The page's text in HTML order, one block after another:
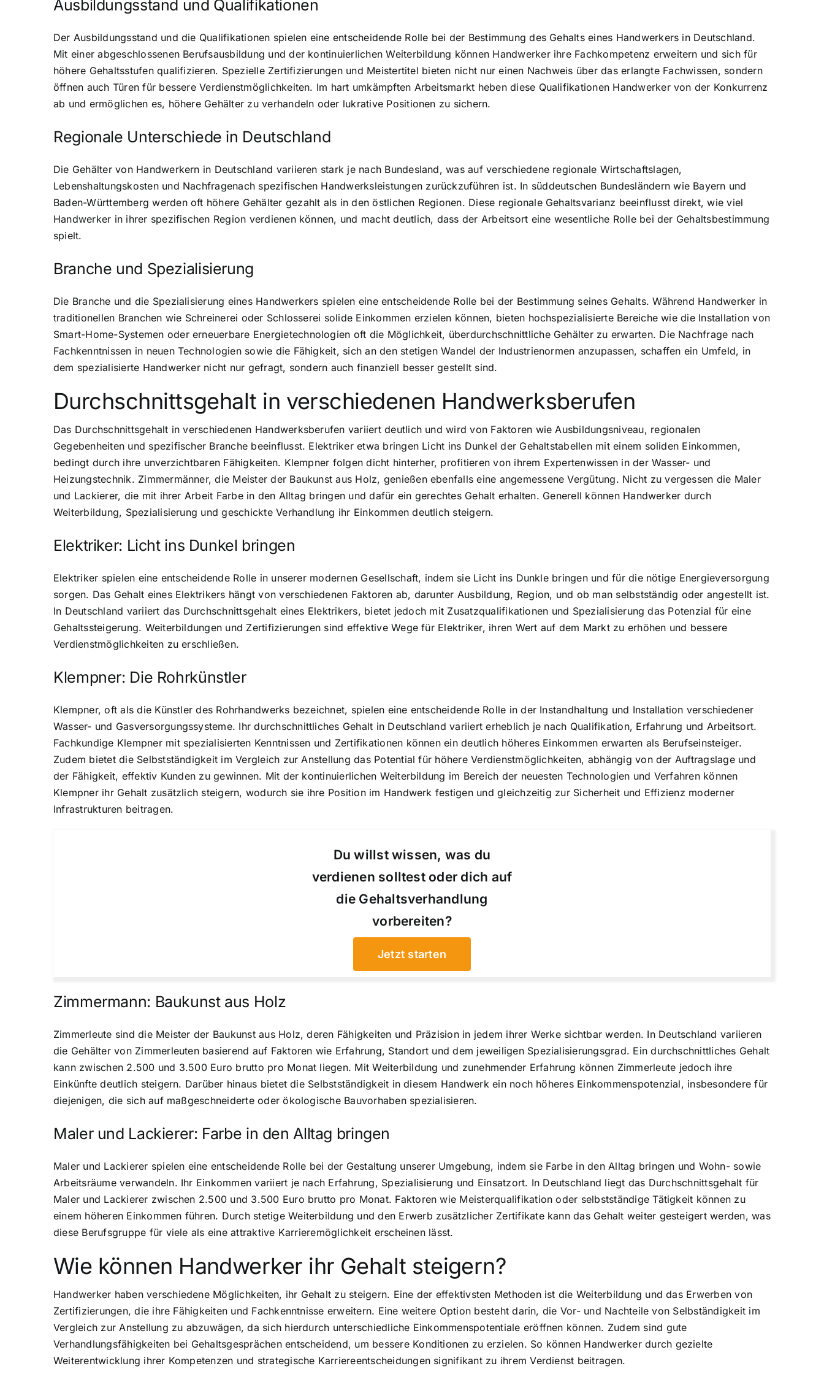
Ausbildungsstand und Qualifikationen
Der Ausbildungsstand und die Qualifikationen spielen eine entscheidende Rolle bei der Bestimmung des Gehalts eines Handwerkers in Deutschland.
Mit einer abgeschlossenen Berufsausbildung und der kontinuierlichen Weiterbildung können Handwerker ihre Fachkompetenz erweitern und sich für
höhere Gehaltsstufen qualifizieren. Spezielle Zertifizierungen und Meistertitel bieten nicht nur einen Nachweis über das erlangte Fachwissen, sondern
öffnen auch Türen für bessere Verdienstmöglichkeiten. Im hart umkämpften Arbeitsmarkt heben diese Qualifikationen Handwerker von der Konkurrenz
ab und ermöglichen es, höhere Gehälter zu verhandeln oder lukrative Positionen zu sichern.
Regionale Unterschiede in Deutschland
Die Gehälter von Handwerkern in Deutschland variieren stark je nach Bundesland, was auf verschiedene regionale Wirtschaftslagen,
Lebenshaltungskosten und Nachfragenach spezifischen Handwerksleistungen zurückzuführen ist. In süddeutschen Bundesländern wie Bayern und
Baden-Württemberg werden oft höhere Gehälter gezahlt als in den östlichen Regionen. Diese regionale Gehaltsvarianz beeinflusst direkt, wie viel
Handwerker in ihrer spezifischen Region verdienen können, und macht deutlich, dass der Arbeitsort eine wesentliche Rolle bei der Gehaltsbestimmung
spielt.
Branche und Spezialisierung
Die Branche und die Spezialisierung eines Handwerkers spielen eine entscheidende Rolle bei der Bestimmung seines Gehalts. Während Handwerker in
traditionellen Branchen wie Schreinerei oder Schlosserei solide Einkommen erzielen können, bieten hochspezialisierte Bereiche wie die Installation von
Smart-Home-Systemen oder erneuerbare Energietechnologien oft die Möglichkeit, überdurchschnittliche Gehälter zu erwarten. Die Nachfrage nach
Fachkenntnissen in neuen Technologien sowie die Fähigkeit, sich an den stetigen Wandel der Industrienormen anzupassen, schaffen ein Umfeld, in
dem spezialisierte Handwerker nicht nur gefragt, sondern auch finanziell besser gestellt sind.
Durchschnittsgehalt in verschiedenen Handwerksberufen
Das Durchschnittsgehalt in verschiedenen Handwerksberufen variiert deutlich und wird von Faktoren wie Ausbildungsniveau, regionalen
Gegebenheiten und spezifischer Branche beeinflusst. Elektriker etwa bringen Licht ins Dunkel der Gehaltstabellen mit einem soliden Einkommen,
bedingt durch ihre unverzichtbaren Fähigkeiten. Klempner folgen dicht hinterher, profitieren von ihrem Expertenwissen in der Wasser- und
Heizungstechnik. Zimmermänner, die Meister der Baukunst aus Holz, genießen ebenfalls eine angemessene Vergütung. Nicht zu vergessen die Maler
und Lackierer, die mit ihrer Arbeit Farbe in den Alltag bringen und dafür ein gerechtes Gehalt erhalten. Generell können Handwerker durch
Weiterbildung, Spezialisierung und geschickte Verhandlung ihr Einkommen deutlich steigern.
Elektriker: Licht ins Dunkel bringen
Elektriker spielen eine entscheidende Rolle in unserer modernen Gesellschaft, indem sie Licht ins Dunkle bringen und für die nötige Energieversorgung
sorgen. Das Gehalt eines Elektrikers hängt von verschiedenen Faktoren ab, darunter Ausbildung, Region, und ob man selbstständig oder angestellt ist.
In Deutschland variiert das Durchschnittsgehalt eines Elektrikers, bietet jedoch mit Zusatzqualifikationen und Spezialisierung das Potenzial für eine
Gehaltssteigerung. Weiterbildungen und Zertifizierungen sind effektive Wege für Elektriker, ihren Wert auf dem Markt zu erhöhen und bessere
Verdienstmöglichkeiten zu erschließen.
Klempner: Die Rohrkünstler
Klempner, oft als die Künstler des Rohrhandwerks bezeichnet, spielen eine entscheidende Rolle in der Instandhaltung und Installation verschiedener
Wasser- und Gasversorgungssysteme. Ihr durchschnittliches Gehalt in Deutschland variiert erheblich je nach Qualifikation, Erfahrung und Arbeitsort.
Fachkundige Klempner mit spezialisierten Kenntnissen und Zertifikationen können ein deutlich höheres Einkommen erwarten als Berufseinsteiger.
Zudem bietet die Selbstständigkeit im Vergleich zur Anstellung das Potential für höhere Verdienstmöglichkeiten, abhängig von der Auftragslage und
der Fähigkeit, effektiv Kunden zu gewinnen. Mit der kontinuierlichen Weiterbildung im Bereich der neuesten Technologien und Verfahren können
Klempner ihr Gehalt zusätzlich steigern, wodurch sie ihre Position im Handwerk festigen und gleichzeitig zur Sicherheit und Effizienz moderner
Infrastrukturen beitragen.
Du willst wissen, was du
verdienen solltest oder dich auf
die Gehaltsverhandlung
vorbereiten?
Jetzt starten
Zimmermann: Baukunst aus Holz
Zimmerleute sind die Meister der Baukunst aus Holz, deren Fähigkeiten und Präzision in jedem ihrer Werke sichtbar werden. In Deutschland variieren
die Gehälter von Zimmerleuten basierend auf Faktoren wie Erfahrung, Standort und dem jeweiligen Spezialisierungsgrad. Ein durchschnittliches Gehalt
kann zwischen 2.500 und 3.500 Euro brutto pro Monat liegen. Mit Weiterbildung und zunehmender Erfahrung können Zimmerleute jedoch ihre
Einkünfte deutlich steigern. Darüber hinaus bietet die Selbstständigkeit in diesem Handwerk ein noch höheres Einkommenspotenzial, insbesondere für
diejenigen, die sich auf maßgeschneiderte oder ökologische Bauvorhaben spezialisieren.
Maler und Lackierer: Farbe in den Alltag bringen
Maler und Lackierer spielen eine entscheidende Rolle bei der Gestaltung unserer Umgebung, indem sie Farbe in den Alltag bringen und Wohn- sowie
Arbeitsräume verwandeln. Ihr Einkommen variiert je nach Erfahrung, Spezialisierung und Einsatzort. In Deutschland liegt das Durchschnittsgehalt für
Maler und Lackierer zwischen 2.500 und 3.500 Euro brutto pro Monat. Faktoren wie Meisterqualifikation oder selbstständige Tätigkeit können zu
einem höheren Einkommen führen. Durch stetige Weiterbildung und den Erwerb zusätzlicher Zertifikate kann das Gehalt weiter gesteigert werden, was
diese Berufsgruppe für viele als eine attraktive Karrieremöglichkeit erscheinen lässt.
Wie können Handwerker ihr Gehalt steigern?
Handwerker haben verschiedene Möglichkeiten, ihr Gehalt zu steigern. Eine der effektivsten Methoden ist die Weiterbildung und das Erwerben von
Zertifizierungen, die ihre Fähigkeiten und Fachkenntnisse erweitern. Eine weitere Option besteht darin, die Vor- und Nachteile von Selbständigkeit im
Vergleich zur Anstellung zu abzuwägen, da sich hierdurch unterschiedliche Einkommenspotentiale eröffnen können. Zudem sind gute
Verhandlungsfähigkeiten bei Gehaltsgesprächen entscheidend, um bessere Konditionen zu erzielen. So können Handwerker durch gezielte
Weiterentwicklung ihrer Kompetenzen und strategische Karriereentscheidungen signifikant zu ihrem Verdienst beitragen.